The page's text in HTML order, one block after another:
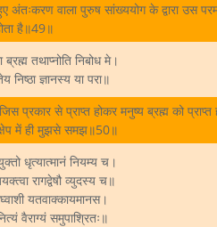
वाला पुरुष सांख्ययोग के द्वारा उस परम
है॥49॥
ब्रह्म तथाप्नोति निबोध मे।
निष्ठा ज्ञानस्य या परा॥
जिस प्रकार से प्राप्त होकर मनुष्य ब्रह्म को
में ही मुझसे समझ॥50॥
धृत्यात्मानं नियम्य च।
रागद्वेषौ व्युदस्य च॥
यतवाक्कायमानस।
वैराग्यं समुपाश्रितः॥